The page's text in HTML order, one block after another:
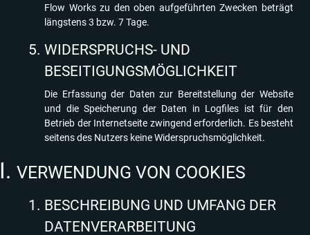
Flow Works zu den oben aufgeführten Zwecken beträgt
längstens 3 bzw. 7 Tage.
WIDERSPRUCHS- UND
BESEITIGUNGSMÖGLICHKEIT
Die Erfassung der Daten zur Bereitstellung der Website
und die Speicherung der Daten in Logfiles ist für den
Betrieb der Internetseite zwingend erforderlich. Es besteht
seitens des Nutzers keine Widerspruchsmöglichkeit.
VERWENDUNG VON COOKIES
BESCHREIBUNG UND UMFANG DER
DATENVERARBEITUNG